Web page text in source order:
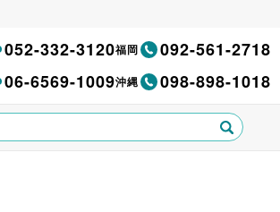
052-332-3120福岡 092-561-2718
06-6569-1009沖縄 098-898-1018